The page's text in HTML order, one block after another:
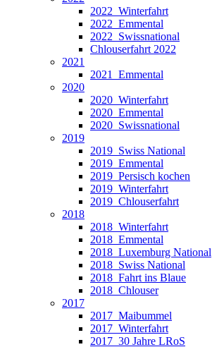
2022_Winterfahrt
2022_Emmental
2022_Swissnational
Chlouserfahrt 2022
2021
2021_Emmental
2020
2020_Winterfahrt
2020_Emmental
2020_Swissnational
2019
2019_Swiss National
2019_Emmental
2019_Persisch kochen
2019_Winterfahrt
2019_Chlouserfahrt
2018
2018_Winterfahrt
2018_Emmental
2018_Luxemburg National
2018_Swiss National
2018_Fahrt ins Blaue
2018_Chlouser
2017
2017_Maibummel
2017_Winterfahrt
2017_30 Jahre LRoS